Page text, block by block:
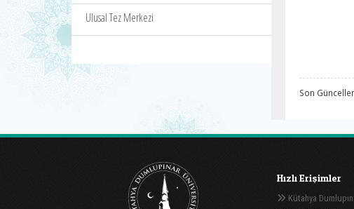
Ulusal Tez Merkezi
Son
Hızlı Erişimler
Kütahya